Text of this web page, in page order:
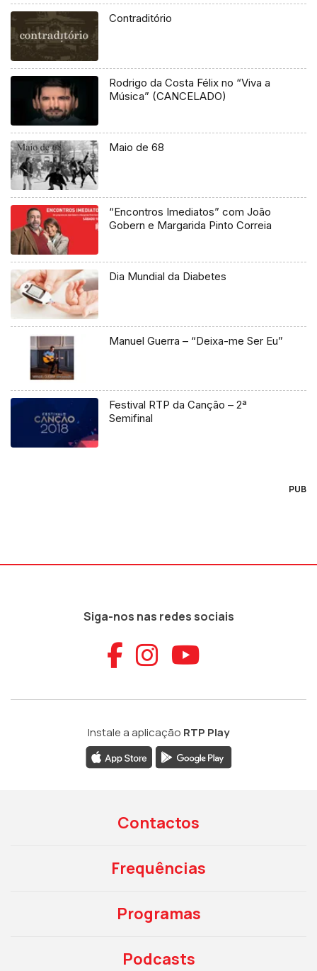
Contraditório
Rodrigo da Costa Félix no “Viva a
Música” (CANCELADO)
Maio de 68
“Encontros Imediatos” com João
Gobern e Margarida Pinto Correia
Dia Mundial da Diabetes
Manuel Guerra – “Deixa-me Ser Eu”
Festival RTP da Canção – 2ª
Semifinal
PUB
Siga-nos nas redes sociais
Aceder ao
Aceder ao
Aceder
Instale a aplicação RTP Play
Contactos
Frequências
Programas
Podcasts